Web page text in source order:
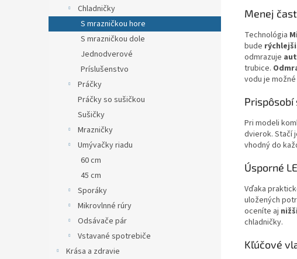
Chladničky
S mrazničkou hore
S mrazničkou dole
Jednodverové
Príslušenstvo
Práčky
Práčky so sušičkou
Sušičky
Mrazničky
Umývačky riadu
60 cm
45 cm
Sporáky
Mikrovlnné rúry
Odsávače pár
Vstavané spotrebiče
Krása a zdravie
Menej
Technológia
bude
odmrazuje
trubice.
vodu je
Prispôsobí
Pri modeli
dvierok. Stačí
vhodný do
Úsporné
Vďaka
uložených
oceníte aj
chladničky.
Kľúčové